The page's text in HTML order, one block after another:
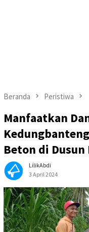
Beranda Peristiwa
Manfaatkan
Beton di Dusun
LilikAbdi
3 April 2024